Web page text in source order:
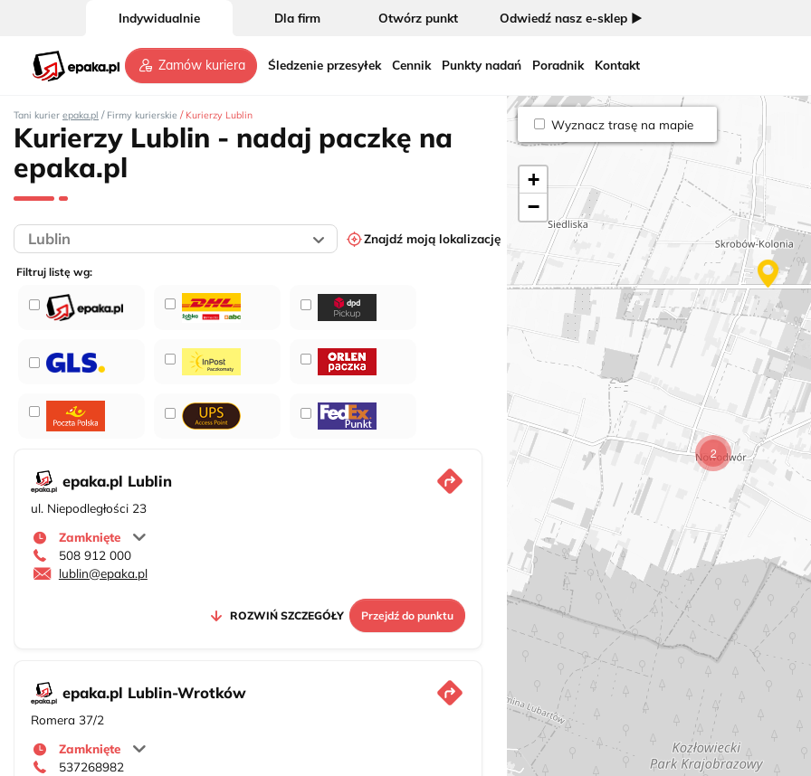
Indywidualnie Dla firm Otwórz punkt Odwiedź nasz e-sklep ►
Zamów kuriera Śledzenie przesyłek Cennik Punkty nadań Poradnik Kontakt
Tani kurier epaka.pl / Firmy kurierskie / Kurierzy Lublin
Kurierzy Lublin - nadaj paczkę na
epaka.pl
Znajdź moją lokalizację
Filtruj listę wg:
epaka.pl Lublin
ul. Niepodległości 23
Zamknięte
508 912 000
lublin@epaka.pl
ROZWIŃ SZCZEGÓŁY Przejdź do punktu
epaka.pl Lublin-Wrotków
Romera 37/2
Zamknięte
537268982
Wyznacz trasę na mapie
2
11
2
+
−